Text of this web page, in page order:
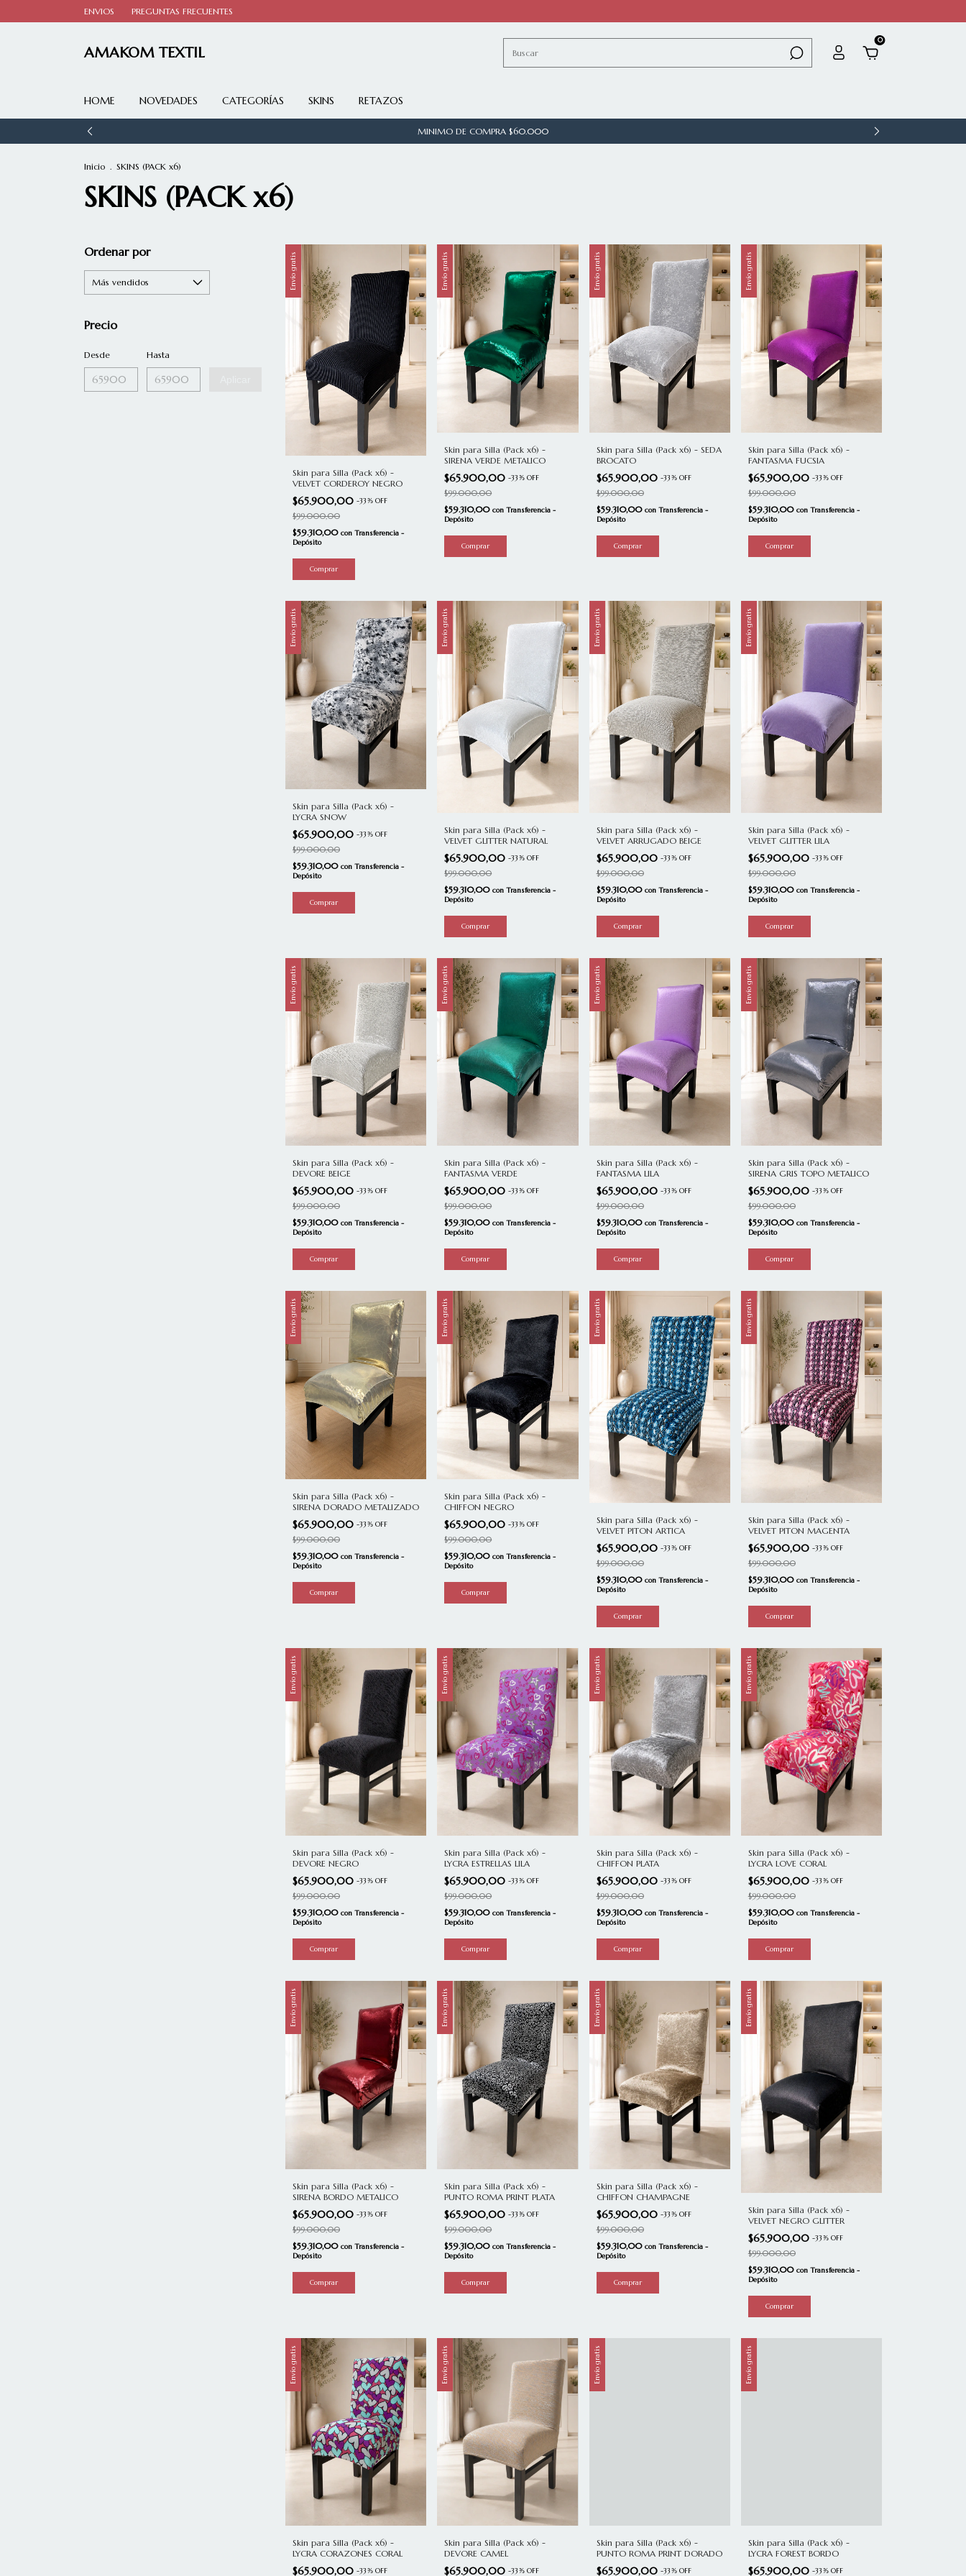
ENVIOS PREGUNTAS FRECUENTES
AMAKOM TEXTIL
0
HOME NOVEDADES CATEGORÍAS SKINS RETAZOS
MINIMO DE COMPRA $60.000
Inicio . SKINS (PACK x6)
SKINS (PACK x6)
Ordenar por
Precio
Desde Hasta
Envío gratis
Skin para Silla (Pack x6) -
VELVET CORDEROY NEGRO
$65.900,00 -33% OFF
$99.000,00
$59.310,00 con Transferencia -
Depósito
Envío gratis
Skin para Silla (Pack x6) -
SIRENA VERDE METALICO
$65.900,00-33%OFF
$99.000,00
$59.310,00con Transferencia -
Depósito
Envío gratis
Skin para Silla (Pack x6) - SEDA
BROCATO
$65.900,00 -33% OFF
$99.000,00
$59.310,00 con Transferencia -
Depósito
Envío gratis
Skin para Silla (Pack x6) -
FANTASMA FUCSIA
$65.900,00 -33% OFF
$99.000,00
$59.310,00 con Transferencia -
Depósito
Envío gratis
Skin para Silla (Pack x6) -
LYCRA SNOW
$65.900,00 -33% OFF
$99.000,00
$59.310,00 con Transferencia -
Depósito
Envío gratis
Skin para Silla (Pack x6) -
VELVET GLITTER NATURAL
$65.900,00-33%OFF
$99.000,00
$59.310,00con Transferencia -
Depósito
Envío gratis
Skin para Silla (Pack x6) -
VELVET ARRUGADO BEIGE
$65.900,00 -33% OFF
$99.000,00
$59.310,00 con Transferencia -
Depósito
Envío gratis
Skin para Silla (Pack x6) -
VELVET GLITTER LILA
$65.900,00 -33% OFF
$99.000,00
$59.310,00 con Transferencia -
Depósito
Envío gratis
Skin para Silla (Pack x6) -
DEVORE BEIGE
$65.900,00 -33% OFF
$99.000,00
$59.310,00 con Transferencia -
Depósito
Envío gratis
Skin para Silla (Pack x6) -
FANTASMA VERDE
$65.900,00-33%OFF
$99.000,00
$59.310,00con Transferencia -
Depósito
Envío gratis
Skin para Silla (Pack x6) -
FANTASMA LILA
$65.900,00 -33% OFF
$99.000,00
$59.310,00 con Transferencia -
Depósito
Envío gratis
Skin para Silla (Pack x6) -
SIRENA GRIS TOPO METALICO
$65.900,00 -33% OFF
$99.000,00
$59.310,00 con Transferencia -
Depósito
Envío gratis
Skin para Silla (Pack x6) -
SIRENA DORADO METALIZADO
$65.900,00 -33% OFF
$99.000,00
$59.310,00 con Transferencia -
Depósito
Envío gratis
Skin para Silla (Pack x6) -
CHIFFON NEGRO
$65.900,00-33%OFF
$99.000,00
$59.310,00con Transferencia -
Depósito
Envío gratis
Skin para Silla (Pack x6) -
VELVET PITON ARTICA
$65.900,00 -33% OFF
$99.000,00
$59.310,00 con Transferencia -
Depósito
Envío gratis
Skin para Silla (Pack x6) -
VELVET PITON MAGENTA
$65.900,00 -33% OFF
$99.000,00
$59.310,00 con Transferencia -
Depósito
Envío gratis
Skin para Silla (Pack x6) -
DEVORE NEGRO
$65.900,00 -33% OFF
$99.000,00
$59.310,00 con Transferencia -
Depósito
Envío gratis
Skin para Silla (Pack x6) -
LYCRA ESTRELLAS LILA
$65.900,00-33%OFF
$99.000,00
$59.310,00con Transferencia -
Depósito
Envío gratis
Skin para Silla (Pack x6) -
CHIFFON PLATA
$65.900,00 -33% OFF
$99.000,00
$59.310,00 con Transferencia -
Depósito
Envío gratis
Skin para Silla (Pack x6) -
LYCRA LOVE CORAL
$65.900,00 -33% OFF
$99.000,00
$59.310,00 con Transferencia -
Depósito
Envío gratis
Skin para Silla (Pack x6) -
SIRENA BORDO METALICO
$65.900,00 -33% OFF
$99.000,00
$59.310,00 con Transferencia -
Depósito
Envío gratis
Skin para Silla (Pack x6) -
PUNTO ROMA PRINT PLATA
$65.900,00-33%OFF
$99.000,00
$59.310,00con Transferencia -
Depósito
Envío gratis
Skin para Silla (Pack x6) -
CHIFFON CHAMPAGNE
$65.900,00 -33% OFF
$99.000,00
$59.310,00 con Transferencia -
Depósito
Envío gratis
Skin para Silla (Pack x6) -
VELVET NEGRO GLITTER
$65.900,00 -33% OFF
$99.000,00
$59.310,00 con Transferencia -
Depósito
Envío gratis
Skin para Silla (Pack x6) -
LYCRA CORAZONES CORAL
$65.900,00 -33% OFF
Envío gratis
Skin para Silla (Pack x6) -
DEVORE CAMEL
$65.900,00-33%OFF
Envío gratis
Skin para Silla (Pack x6) -
PUNTO ROMA PRINT DORADO
$65.900,00 -33% OFF
Envío gratis
Skin para Silla (Pack x6) -
LYCRA FOREST BORDO
$65.900,00 -33% OFF